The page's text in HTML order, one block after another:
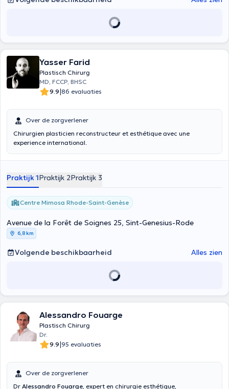
Yasser Farid
Plastisch Chirurg
MD, FCCP, BHSC
9.9|86 evaluaties
Over de zorgverlener
Chirurgien plasticien reconstructeur et esthétique avec une
experience international.
Praktijk 1Praktijk 2Praktijk 3
Centre Mimosa Rhode-Saint-Genèse
Avenue de la Forêt de Soignes 25, Sint-Genesius-Rode
6,8 km
Volgende beschikbaarheid Alles zien
Alessandro Fouarge
Plastisch Chirurg
Dr.
9.9|95 evaluaties
Over de zorgverlener
Dr Alessandro Fouarge, expert en chirurgie esthétique,